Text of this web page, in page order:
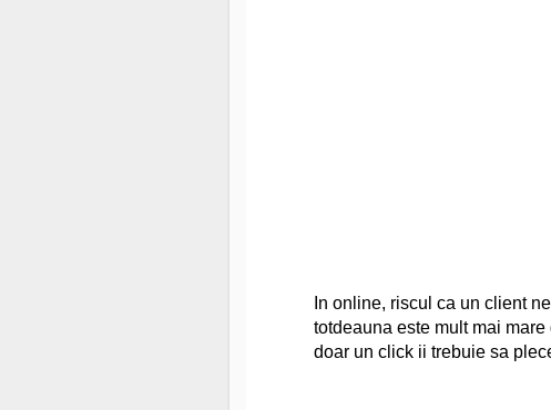
In online, riscul ca un client
totdeauna este mult mai
doar un click ii trebuie sa